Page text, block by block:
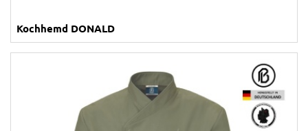
Kochhemd DONALD